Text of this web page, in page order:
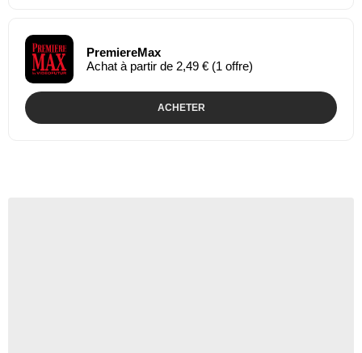
PremiereMax
Achat à partir de 2,49 € (1 offre)
ACHETER